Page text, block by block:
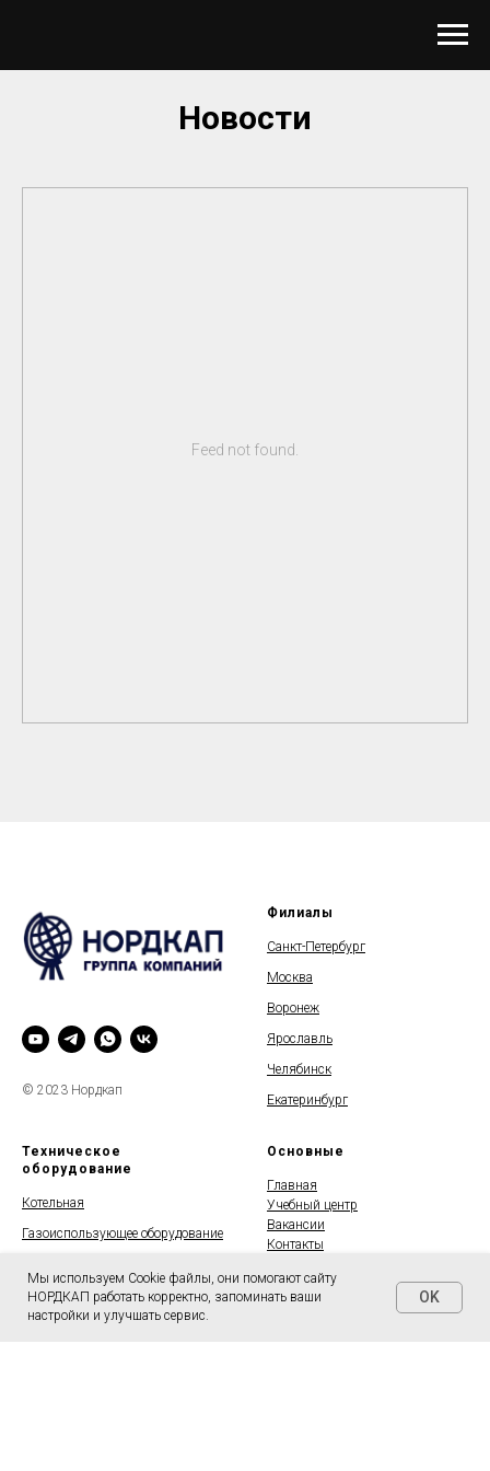
Мы используем Cookie файлы, они помогают сайту
НОРДКАП работать корректно, запоминать ваши
настройки и улучшать сервис.
OK
Новости
Feed not found.
© 2023 Нордкап
Филиалы
Санкт-Петербург
Москва
Воронеж
Ярославль
Челябинск
Екатеринбург
Техническое
оборудование
Котельная
Газоиспользующее оборудование
кондиционирование
Пищевое производство
Основные
Главная
Учебный центр
Вакансии
Контакты
Фотографии наших объектов
Пригласить в тендер